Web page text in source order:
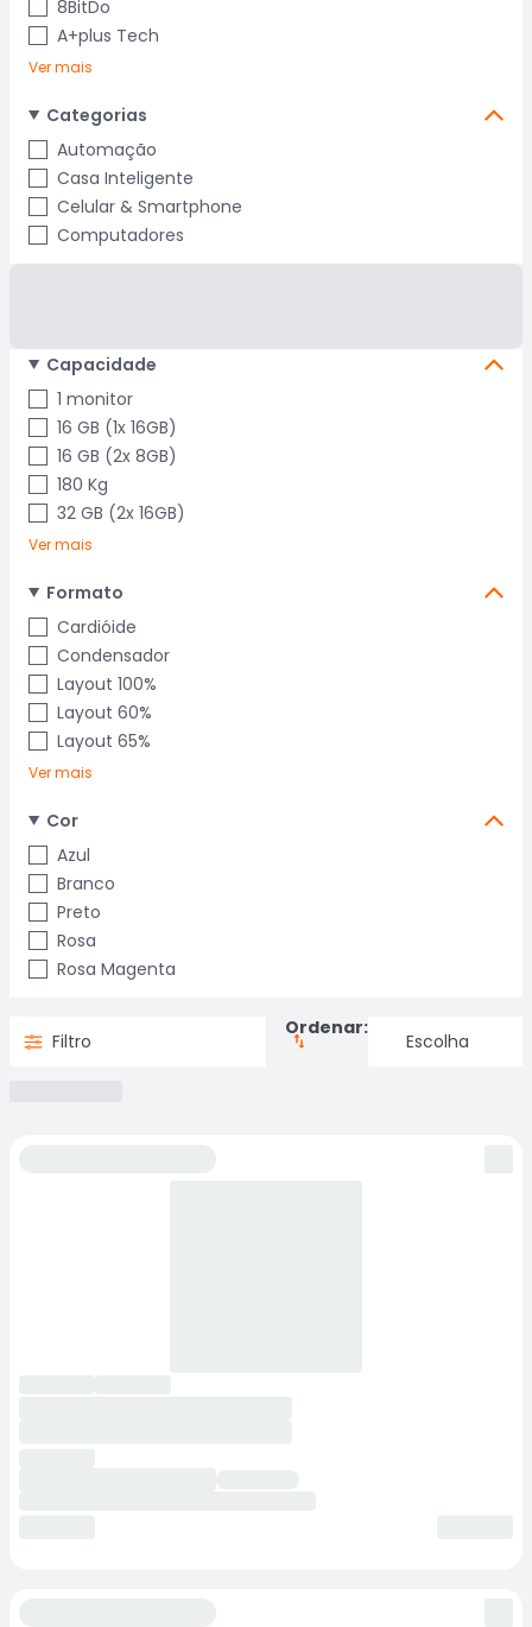
8BitDo
A+plus Tech
Ver mais
Categorias
Automação
Casa Inteligente
Celular & Smartphone
Computadores
Capacidade
1 monitor
16 GB (1x 16GB)
16 GB (2x 8GB)
180 Kg
32 GB (2x 16GB)
Ver mais
Formato
Cardióide
Condensador
Layout 100%
Layout 60%
Layout 65%
Ver mais
Cor
Azul
Branco
Preto
Rosa
Rosa Magenta
Filtro
Ordenar: